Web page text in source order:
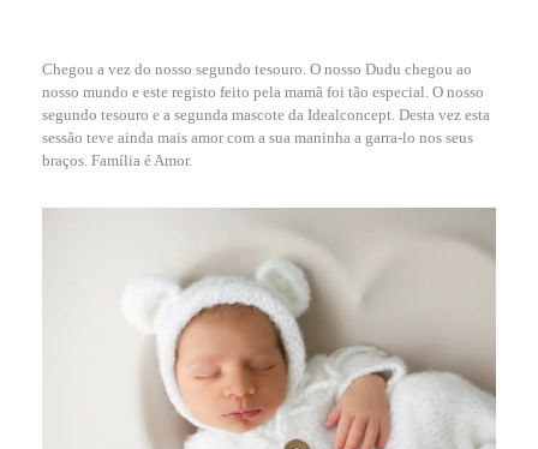
Chegou a vez do nosso segundo tesouro. O nosso Dudu chegou ao
nosso mundo e este registo feito pela mamã foi tão especial. O nosso
segundo tesouro e a segunda mascote da Idealconcept. Desta vez esta
sessão teve ainda mais amor com a sua maninha a garra-lo nos seus
braços. Família é Amor.